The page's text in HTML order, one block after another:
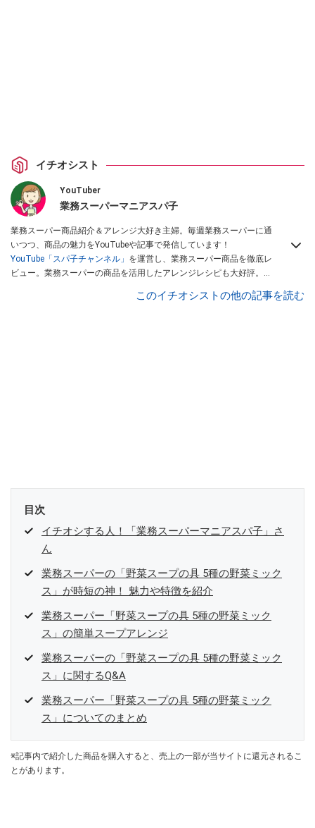
イチオシスト
YouTuber
業務スーパーマニアスパ子
業務スーパー商品紹介＆アレンジ大好き主婦。毎週業務スーパーに通
いつつ、商品の魅力をYouTubeや記事で発信しています！
YouTube「スパ子チャンネル」 を運営し、業務スーパー商品を徹底レ
ビュー。業務スーパーの商品を活用したアレンジレシピも大好評。時
このイチオシストの他の記事を読む
目次
イチオシする人！「業務スーパーマニアスパ子」さ
ん
業務スーパーの「野菜スープの具 5種の野菜ミック
ス」が時短の神！ 魅力や特徴を紹介
業務スーパー「野菜スープの具 5種の野菜ミック
ス」の簡単スープアレンジ
業務スーパーの「野菜スープの具 5種の野菜ミック
ス」に関するQ&A
業務スーパー「野菜スープの具 5種の野菜ミック
ス」についてのまとめ
※記事内で紹介した商品を購入すると、売上の一部が当サイトに還元されるこ
とがあります。